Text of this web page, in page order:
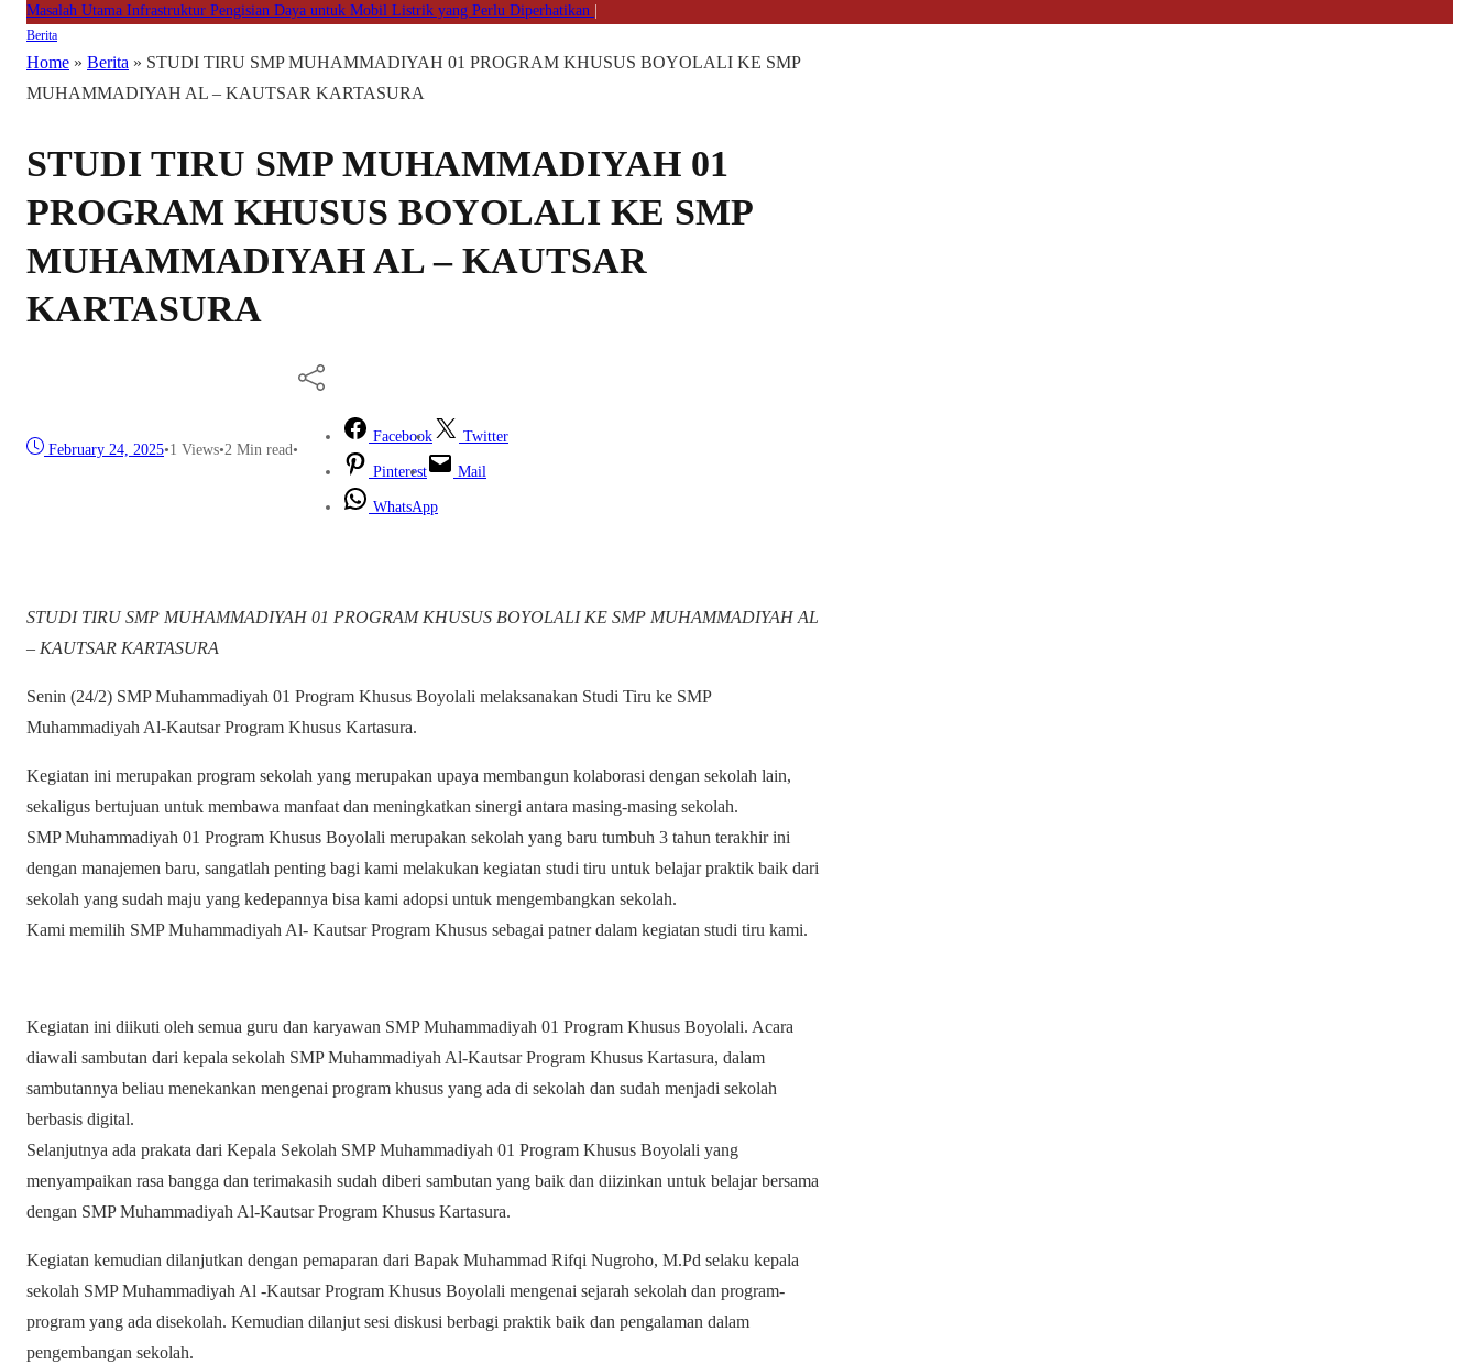
Masalah Utama Infrastruktur Pengisian Daya untuk Mobil Listrik yang Perlu Diperhatikan
Berita
Home » Berita » STUDI TIRU SMP MUHAMMADIYAH 01 PROGRAM KHUSUS BOYOLALI KE SMP
MUHAMMADIYAH AL – KAUTSAR KARTASURA
STUDI TIRU SMP MUHAMMADIYAH 01
PROGRAM KHUSUS BOYOLALI KE SMP
MUHAMMADIYAH AL – KAUTSAR
KARTASURA
February 24, 2025•1 Views•2 Min read•
Facebook Twitter
Pinterest Mail
WhatsApp
STUDI TIRU SMP MUHAMMADIYAH 01 PROGRAM KHUSUS BOYOLALI KE SMP MUHAMMADIYAH AL
– KAUTSAR KARTASURA
Senin (24/2) SMP Muhammadiyah 01 Program Khusus Boyolali melaksanakan Studi Tiru ke SMP
Muhammadiyah Al-Kautsar Program Khusus Kartasura.
Kegiatan ini merupakan program sekolah yang merupakan upaya membangun kolaborasi dengan sekolah lain,
sekaligus bertujuan untuk membawa manfaat dan meningkatkan sinergi antara masing-masing sekolah.
SMP Muhammadiyah 01 Program Khusus Boyolali merupakan sekolah yang baru tumbuh 3 tahun terakhir ini
dengan manajemen baru, sangatlah penting bagi kami melakukan kegiatan studi tiru untuk belajar praktik baik dari
sekolah yang sudah maju yang kedepannya bisa kami adopsi untuk mengembangkan sekolah.
Kami memilih SMP Muhammadiyah Al- Kautsar Program Khusus sebagai patner dalam kegiatan studi tiru kami.
Kegiatan ini diikuti oleh semua guru dan karyawan SMP Muhammadiyah 01 Program Khusus Boyolali. Acara
diawali sambutan dari kepala sekolah SMP Muhammadiyah Al-Kautsar Program Khusus Kartasura, dalam
sambutannya beliau menekankan mengenai program khusus yang ada di sekolah dan sudah menjadi sekolah
berbasis digital.
Selanjutnya ada prakata dari Kepala Sekolah SMP Muhammadiyah 01 Program Khusus Boyolali yang
menyampaikan rasa bangga dan terimakasih sudah diberi sambutan yang baik dan diizinkan untuk belajar bersama
dengan SMP Muhammadiyah Al-Kautsar Program Khusus Kartasura.
Kegiatan kemudian dilanjutkan dengan pemaparan dari Bapak Muhammad Rifqi Nugroho, M.Pd selaku kepala
sekolah SMP Muhammadiyah Al -Kautsar Program Khusus Boyolali mengenai sejarah sekolah dan program-
program yang ada disekolah. Kemudian dilanjut sesi diskusi berbagi praktik baik dan pengalaman dalam
pengembangan sekolah.